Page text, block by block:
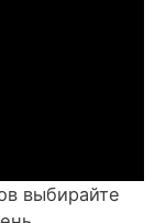
выбирайте